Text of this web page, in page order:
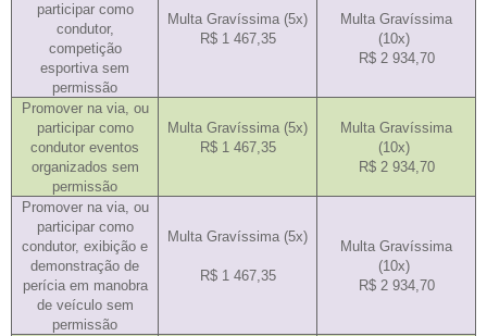
participar como
condutor,
competição
esportiva sem
permissão
Multa Gravíssima (5x)
R$ 1 467,35
Multa Gravíssima
(10x)
R$ 2 934,70
Promover na via, ou
participar como
condutor eventos
organizados sem
permissão
Multa Gravíssima (5x)
R$ 1 467,35
Multa Gravíssima
(10x)
R$ 2 934,70
Promover na via, ou
participar como
condutor, exibição e
demonstração de
perícia em manobra
de veículo sem
permissão
Multa Gravíssima (5x)
R$ 1 467,35
Multa Gravíssima
(10x)
R$ 2 934,70